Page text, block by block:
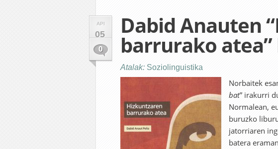
API
05
0
Dabid Anauten
barrurako
Atalak: Soziolinguistika
Norbaitek
bat” irakurri
Normalean,
buruzko
jatorriaren
batera